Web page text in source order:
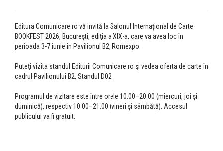
Editura Comunicare.ro vă invită la Salonul Internațional de Carte
BOOKFEST 2026, București, ediţia a XIX-a, care va avea loc în
perioada 3-7 iunie în Pavilionul B2, Romexpo.
Puteţi vizita standul Editurii Comunicare.ro şi vedea oferta de carte în
cadrul Pavilionului B2, Standul D02.
Programul de vizitare este între orele 10.00–20.00 (miercuri, joi și
duminică), respectiv 10.00–21.00 (vineri și sâmbătă). Accesul
publicului va fi gratuit.